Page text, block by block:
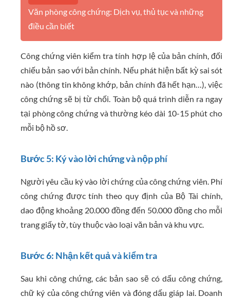
Văn phòng công chứng: Dịch vụ, thủ tục và những
điều cần biết
Công chứng viên kiểm tra tính hợp lệ của bản chính, đối
chiếu bản sao với bản chính. Nếu phát hiện bất kỳ sai sót
nào (thông tin không khớp, bản chính đã hết hạn…), việc
công chứng sẽ bị từ chối. Toàn bộ quá trình diễn ra ngay
tại phòng công chứng và thường kéo dài 10-15 phút cho
mỗi bộ hồ sơ.
Bước 5: Ký vào lời chứng và nộp phí
Người yêu cầu ký vào lời chứng của công chứng viên. Phí
công chứng được tính theo quy định của Bộ Tài chính,
dao động khoảng 20.000 đồng đến 50.000 đồng cho mỗi
trang giấy tờ, tùy thuộc vào loại văn bản và khu vực.
Bước 6: Nhận kết quả và kiểm tra
Sau khi công chứng, các bản sao sẽ có dấu công chứng,
chữ ký của công chứng viên và đóng dấu giáp lai. Doanh